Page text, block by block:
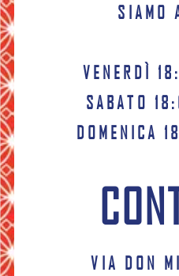
SIAMO
VENERDÌ
SABATO
DOMENICA
VIA DON